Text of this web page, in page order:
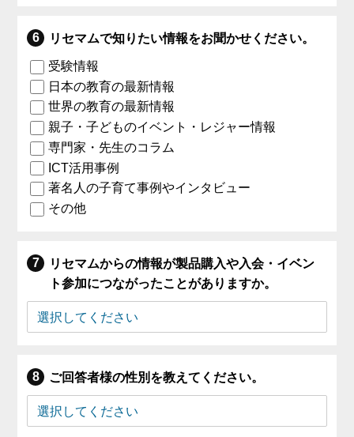
リセマムで知りたい情報をお聞かせください。
受験情報
日本の教育の最新情報
世界の教育の最新情報
親子・子どものイベント・レジャー情報
専門家・先生のコラム
ICT活用事例
著名人の子育て事例やインタビュー
その他
リセマムからの情報が製品購入や入会・イベン
ト参加につながったことがありますか。
ご回答者様の性別を教えてください。